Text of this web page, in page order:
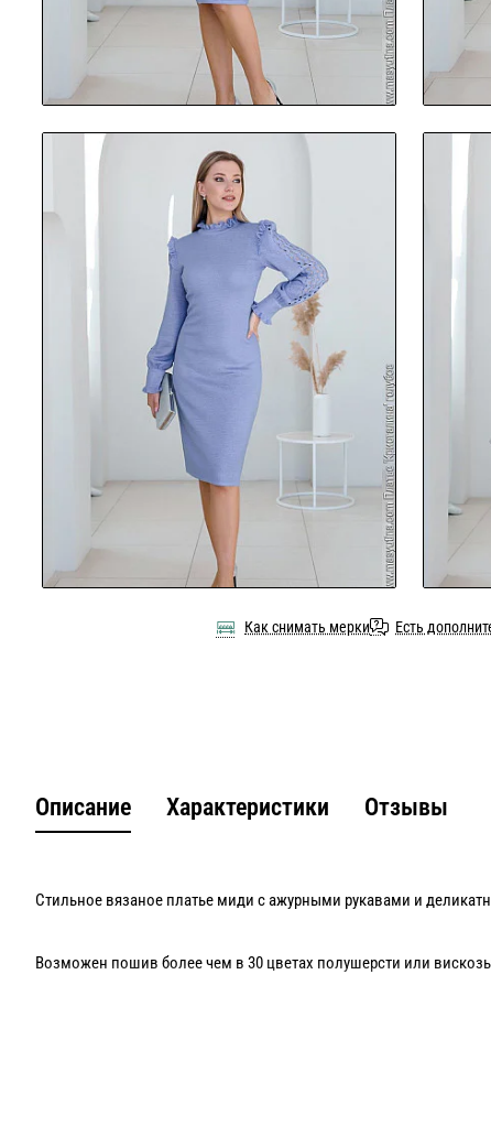
Как снимать мерки Есть
Описание Характеристики Отзывы
Стильное вязаное платье миди с ажурными рукавами и
Возможен пошив более чем в 30 цветах полушерсти или